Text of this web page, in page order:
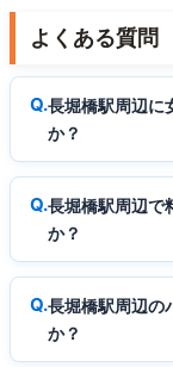
よくある質問
長堀橋駅周辺に
か？
長堀橋駅周辺で
か？
長堀橋駅周辺の
か？